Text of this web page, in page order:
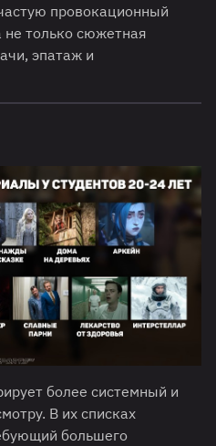
провокационный
не только сюжетная
эпатаж и
более системный и
В их списках
большего